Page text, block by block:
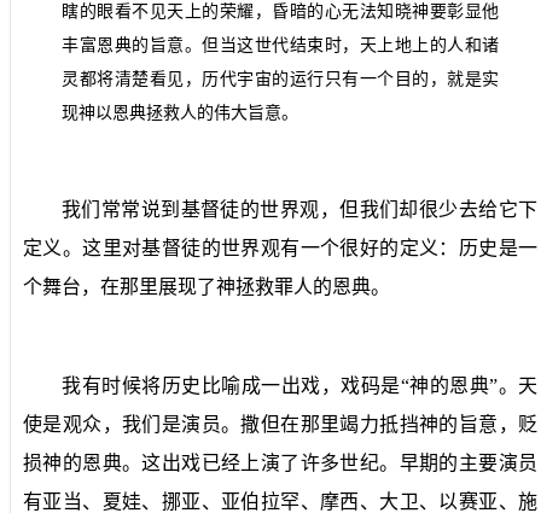
瞎的眼看不见天上的荣耀，昏暗的心无法知晓神要彰显他
丰富恩典的旨意。但当这世代结束时，天上地上的人和诸
灵都将清楚看见，历代宇宙的运行只有一个目的，就是实
现神以恩典拯救人的伟大旨意。
我们常常说到基督徒的世界观，但我们却很少去给它下
定义。这里对基督徒的世界观有一个很好的定义：历史是一
个舞台，在那里展现了神拯救罪人的恩典。
我有时候将历史比喻成一出戏，戏码是“神的恩典”。天
使是观众，我们是演员。撒但在那里竭力抵挡神的旨意，贬
损神的恩典。这出戏已经上演了许多世纪。早期的主要演员
有亚当、夏娃、挪亚、亚伯拉罕、摩西、大卫、以赛亚、施